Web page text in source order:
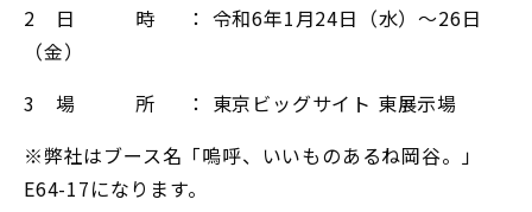
2 日 時 ： 令和6年1月24日（水）～26日
（金）
3 場 所 ： 東京ビッグサイト 東展示場
※弊社はブース名「嗚呼、いいものあるね岡谷。」
E64-17になります。